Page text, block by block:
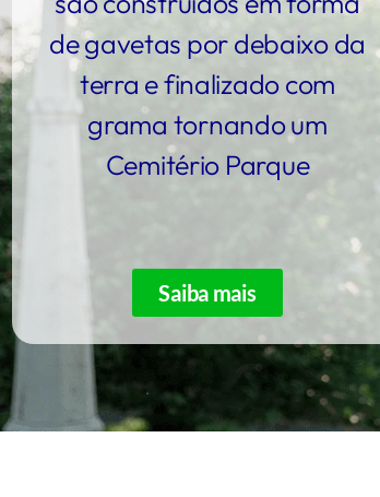
de gavetas por debaixo da
terra e finalizado com
grama tornando um
Cemitério Parque
Saiba mais